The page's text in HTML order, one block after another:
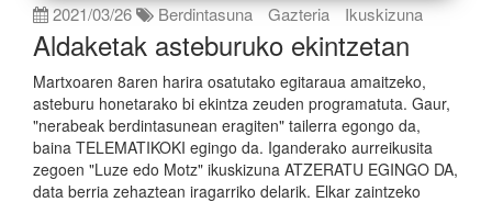
2021/03/26 Berdintasuna Gazteria Ikuskizuna
Aldaketak asteburuko ekintzetan
Martxoaren 8aren harira osatutako egitaraua amaitzeko,
asteburu honetarako bi ekintza zeuden programatuta. Gaur,
"nerabeak berdintasunean eragiten" tailerra egongo da,
baina TELEMATIKOKI egingo da. Iganderako aurreikusita
zegoen "Luze edo Motz" ikuskizuna ATZERATU EGINGO DA,
data berria zehaztean iragarriko delarik. Elkar zaintzeko